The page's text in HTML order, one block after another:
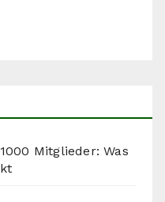
Mitglieder: Was